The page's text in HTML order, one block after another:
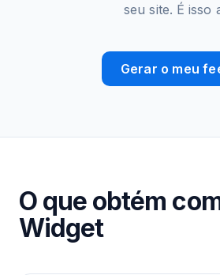
seu site. É isso
Gerar o meu
O que obtém
Widget